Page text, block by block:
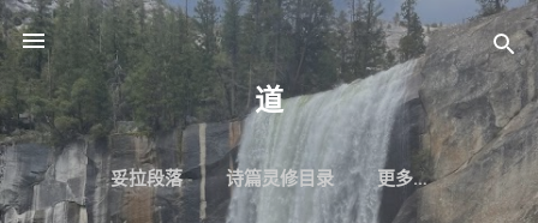
跳至主要内容
道
妥拉段落 诗篇灵修目录 更多…